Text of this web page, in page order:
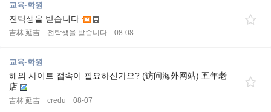
교육·학원
전탁생을 받습니다
吉林 延吉 전탁생을 받습니다 08-08
교육·학원
해외 사이트 접속이 필요하신가요? (访问海外网站) 五年老
店
吉林 延吉 credu 08-07